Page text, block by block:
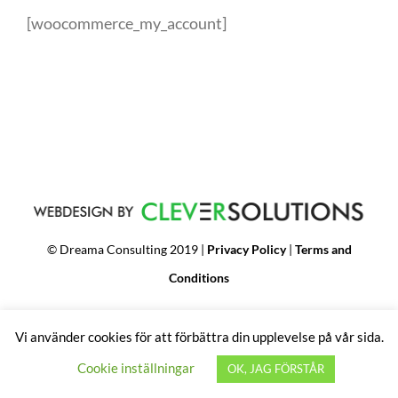
[woocommerce_my_account]
© Dreama Consulting 2019 | Privacy Policy| Terms and
Conditions
Vi använder cookies för att förbättra din upplevelse på vår sida.
Cookie inställningar
OK, JAG FÖRSTÅR